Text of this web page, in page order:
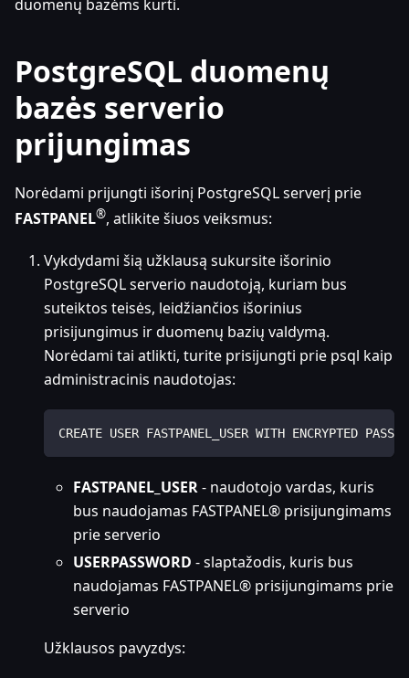
duomenų bazėms kurti.
PostgreSQL duomenų
bazės serverio
prijungimas
Norėdami prijungti išorinį PostgreSQL serverį prie
FASTPANEL®, atlikite šiuos veiksmus:
Vykdydami šią užklausą sukursite išorinio
PostgreSQL serverio naudotoją, kuriam bus
suteiktos teisės, leidžiančios išorinius
prisijungimus ir duomenų bazių valdymą.
Norėdami tai atlikti, turite prisijungti prie psql kaip
administracinis naudotojas:
CREATE USER FASTPANEL_USER WITH ENCRYPTED
FASTPANEL_USER- naudotojo vardas, kuris
bus naudojamas FASTPANEL® prisijungimams
prie serverio
USERPASSWORD - slaptažodis, kuris bus
naudojamas FASTPANEL® prisijungimams prie
serverio
Užklausos pavyzdys: